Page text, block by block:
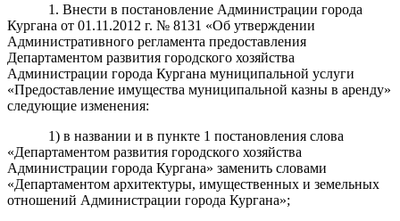
1. Внести впостановление Администрации города
Кургана от 01.11.2012 г. № 8131 «Об утверждении
Административного регламента предоставления
Департаментом развития городского хозяйства
Администрации города Кургана муниципальной услуги
«Предоставление имущества муниципальной казны в аренду»
следующие изменения:
1) в названии и в пункте 1 постановления слова
«Департаментом развития городского хозяйства
Администрации города Кургана» заменить словами
«Департаментом архитектуры, имущественных и земельных
отношений Администрации города Кургана»;